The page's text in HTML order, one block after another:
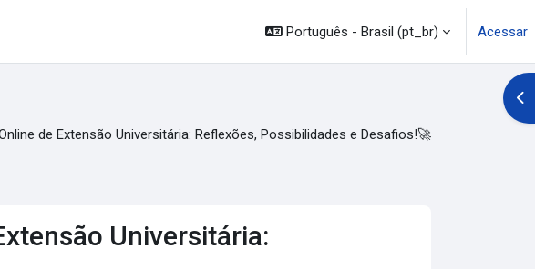
Português - Brasil ‎(pt_br)‎ Acessar
de Extensão Universitária: Reflexões, Possibilidades e Desafios!🚀
Universitária: